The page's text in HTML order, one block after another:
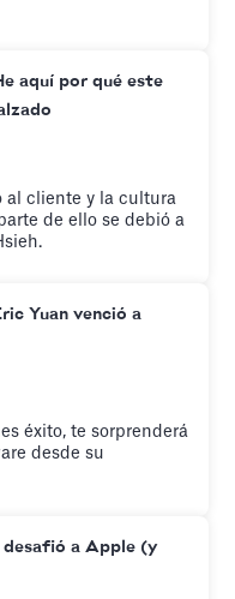
aquí por qué este
al cliente y la cultura
de ello se debió a
Yuan venció a
éxito, te sorprenderá
desde su
a Apple (y